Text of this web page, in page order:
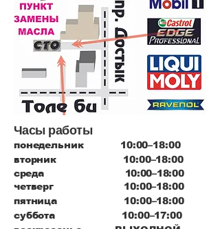
Часы работы
понедельник 10:00–18:00
вторник 10:00–18:00
среда 10:00–18:00
четверг 10:00–18:00
пятница 10:00–18:00
суббота 10:00–17:00